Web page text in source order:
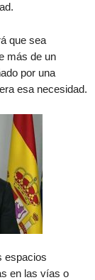
que sea
más de un
por una
esa necesidad.
espacios
en las vías o